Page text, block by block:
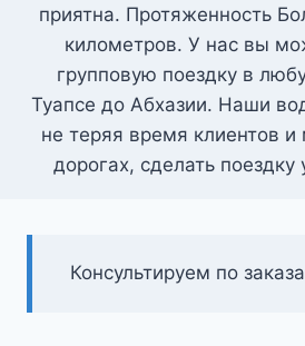
приятна. Протяженность
километров. У нас вы
групповую поездку в
Туапсе до Абхазии. Наши
не теряя время клиентов и
дорогах, сделать поездку
Консультируем по